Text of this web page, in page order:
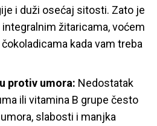
i duži osećaj sitosti. Zato je
žitaricama, voćem
kada vam treba
protiv umora: Nedostatak
ili vitamina B grupe često
slabosti i manjka